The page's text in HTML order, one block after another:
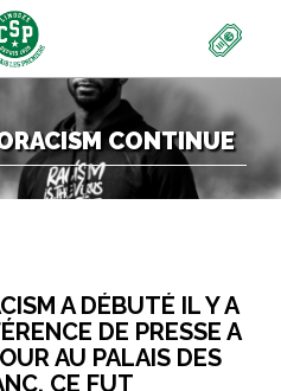
CONTINUE
A DÉBUTÉ IL Y A
DE PRESSE A
AU PALAIS DES
CE FUT